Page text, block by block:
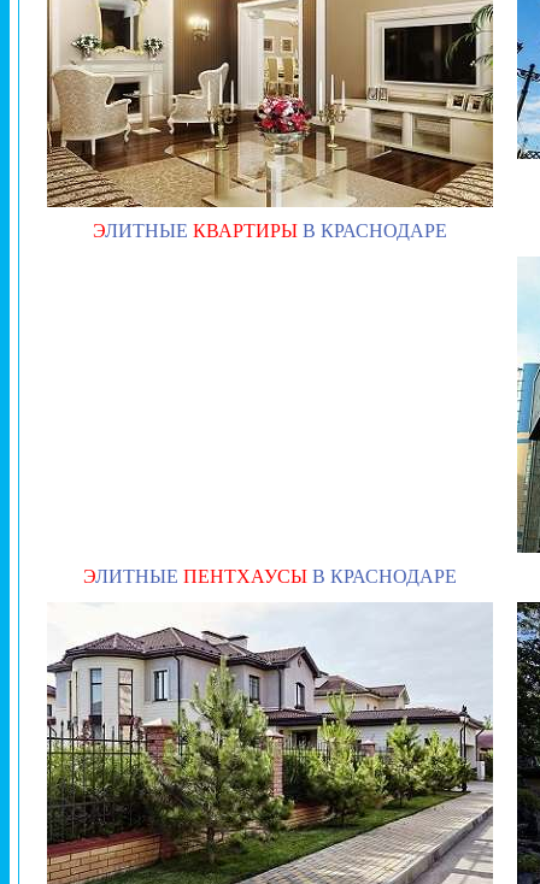
ЭЛИТНЫЕ КВАРТИРЫВ КРАСНОДАРЕ
ЭЛИТНЫЕ ПЕНТХАУСЫВ КРАСНОДАРЕ